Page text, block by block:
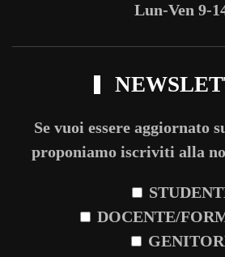
Lun-Ven 9-
Se vuoi essere aggiornato
proponiamo iscriviti alla
DOCENTE/